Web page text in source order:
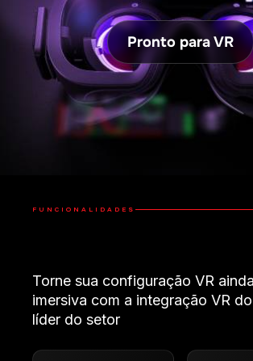
Pronto para VR
FUNCIONALIDADES
Torne sua configuração VR
imersiva com a integração VR
líder do setor